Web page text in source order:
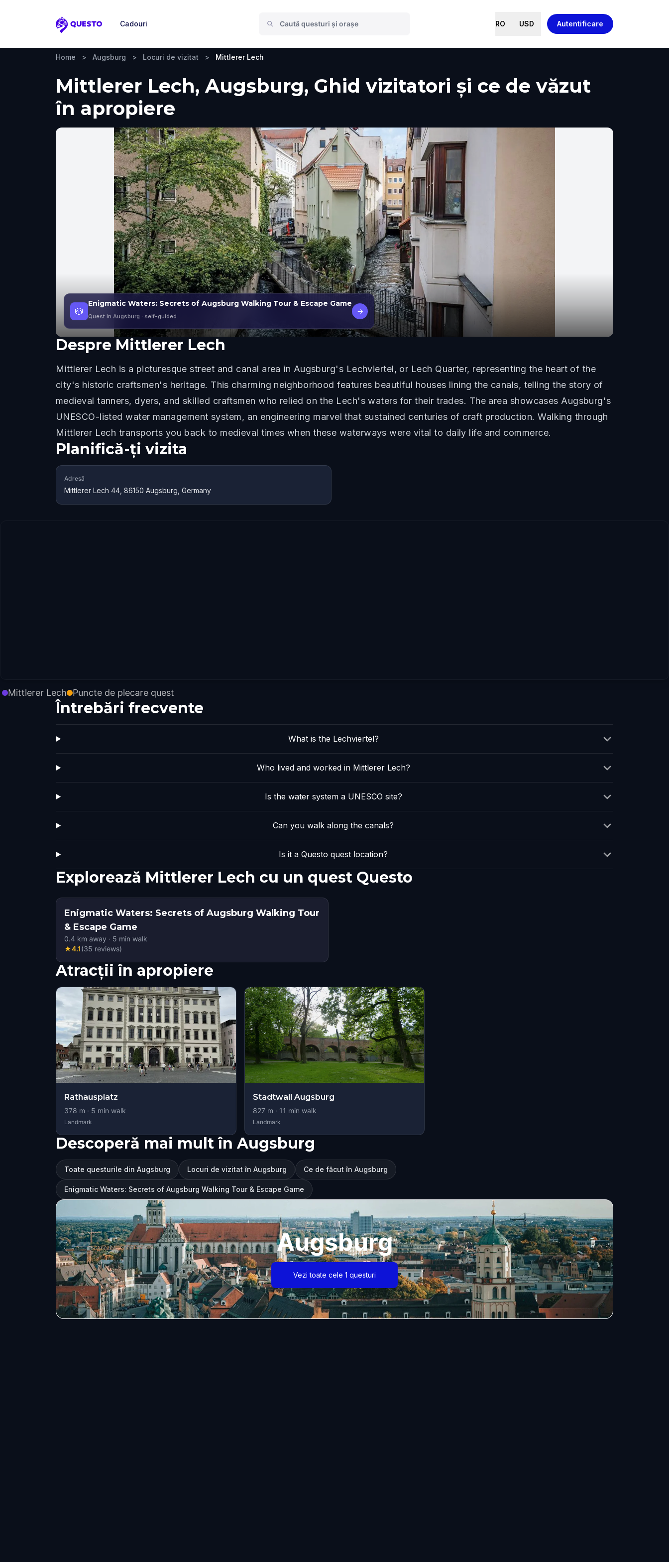
Questo
Cadouri RO USD Autentificare
Home > Augsburg > Locuri de vizitat > Mittlerer Lech
Mittlerer Lech, Augsburg, Ghid vizitatori și ce de văzut
în apropiere
🎲
Enigmatic Waters: Secrets of Augsburg Walking Tour & Escape Game
Quest in Augsburg · self-guided
→
Despre Mittlerer Lech
Mittlerer Lech is a picturesque street and canal area in Augsburg's Lechviertel, or Lech Quarter, representing the heart of the
city's historic craftsmen's heritage. This charming neighborhood features beautiful houses lining the canals, telling the story of
medieval tanners, dyers, and skilled craftsmen who relied on the Lech's waters for their trades. The area showcases Augsburg's
UNESCO-listed water management system, an engineering marvel that sustained centuries of craft production. Walking through
Mittlerer Lech transports you back to medieval times when these waterways were vital to daily life and commerce.
Planifică-ți vizita
Adresă
Mittlerer Lech 44, 86150 Augsburg, Germany
Mittlerer Lech Puncte de plecare quest
Întrebări frecvente
What is the Lechviertel?
Who lived and worked in Mittlerer Lech?
Is the water system a UNESCO site?
Can you walk along the canals?
Is it a Questo quest location?
Explorează Mittlerer Lech cu un quest Questo
Enigmatic Waters: Secrets of Augsburg Walking Tour
& Escape Game
0.4 km away · 5 min walk
★4.1(35 reviews)
Atracții în apropiere
Rathausplatz
378 m · 5 min walk
Landmark
Stadtwall Augsburg
827m · 11 min walk
Landmark
Descoperă mai mult în Augsburg
Toate questurile din Augsburg Locuri de vizitat în Augsburg Ce de făcut în Augsburg
Enigmatic Waters: Secrets of Augsburg Walking Tour & Escape Game
Augsburg
Vezi toate cele 1 questuri